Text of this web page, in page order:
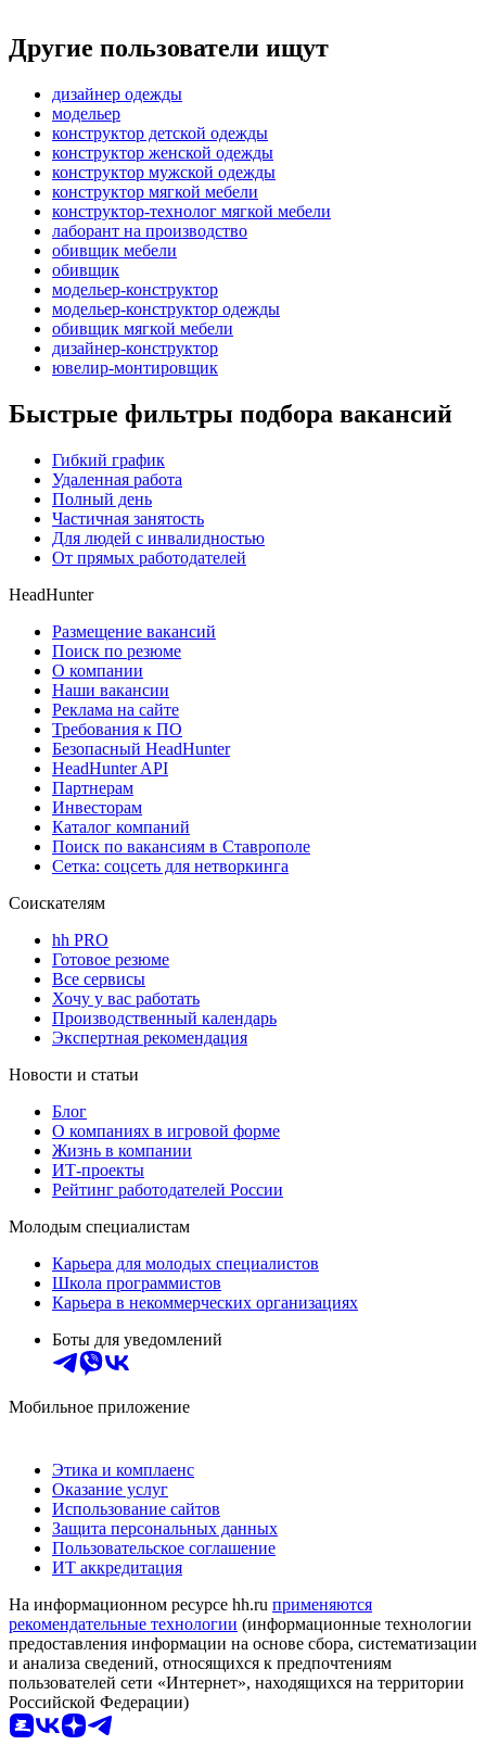
Другие пользователи ищут
дизайнер одежды
модельер
конструктор детской одежды
конструктор женской одежды
конструктор мужской одежды
конструктор мягкой мебели
конструктор-технолог мягкой мебели
лаборант на производство
обивщик мебели
обивщик
модельер-конструктор
модельер-конструктор одежды
обивщик мягкой мебели
дизайнер-конструктор
ювелир-монтировщик
Быстрые фильтры подбора вакансий
Гибкий график
Удаленная работа
Полный день
Частичная занятость
Для людей с инвалидностью
От прямых работодателей
HeadHunter
Размещение вакансий
Поиск по резюме
О компании
Наши вакансии
Реклама на сайте
Требования к ПО
Безопасный HeadHunter
HeadHunter API
Партнерам
Инвесторам
Каталог компаний
Поиск по вакансиям в Ставрополе
Сетка: соцсеть для нетворкинга
Соискателям
hh PRO
Готовое резюме
Все сервисы
Хочу у вас работать
Производственный календарь
Экспертная рекомендация
Новости и статьи
Блог
О компаниях в игровой форме
Жизнь в компании
ИТ-проекты
Рейтинг работодателей России
Молодым специалистам
Карьера для молодых специалистов
Школа программистов
Карьера в некоммерческих организациях
Боты для уведомлений
Мобильное приложение
Этика и комплаенс
Оказание услуг
Использование сайтов
Защита персональных данных
Пользовательское соглашение
ИТ аккредитация
На информационном ресурсе hh.ru применяются
рекомендательные технологии (информационные технологии
предоставления информации на основе сбора, систематизации
и анализа сведений, относящихся к предпочтениям
пользователей сети «Интернет», находящихся на территории
Российской Федерации)